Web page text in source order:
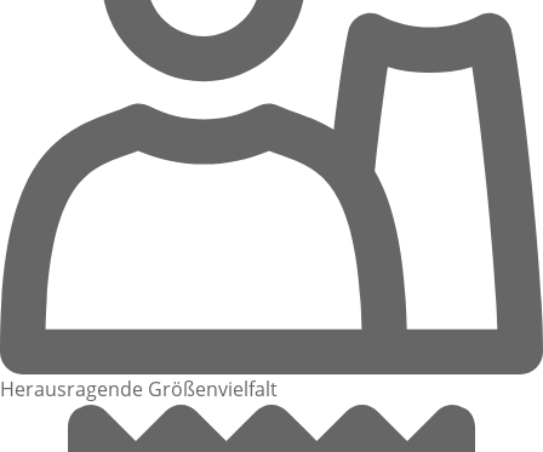
Herausragende Größenvielfalt